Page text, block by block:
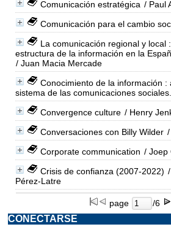
Comunicación estratégica / Paul
Comunicación para el cambio
La comunicación regional y local
estructura de la información en la
/ Juan Macia Mercade
Conocimiento de la información :
sistema de las comunicaciones sociales.
Convergence culture / Henry
Conversaciones con Billy Wilder
Corporate communication / Joep
Crisis de confianza (2007-2022)
Pérez-Latre
page /6
CONECTARSE